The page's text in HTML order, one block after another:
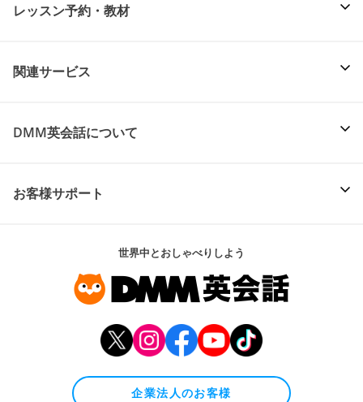
レッスン予約・教材
関連サービス
DMM英会話について
お客様サポート
世界中とおしゃべりしよう
企業法人のお客様